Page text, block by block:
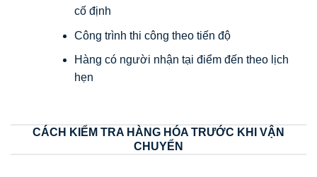
cố định
Công trình thi công theo tiến độ
Hàng có người nhận tại điểm đến theo lịch
hẹn
CÁCH KIỂM TRA HÀNG HÓA TRƯỚC KHI VẬN
CHUYỂN